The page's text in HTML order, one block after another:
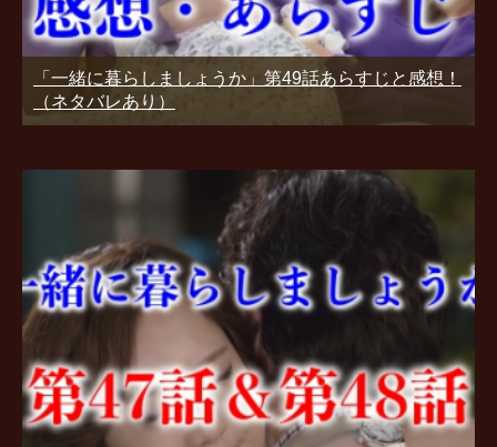
「一緒に暮らしましょうか」第49話あらすじと感想！
（ネタバレあり）